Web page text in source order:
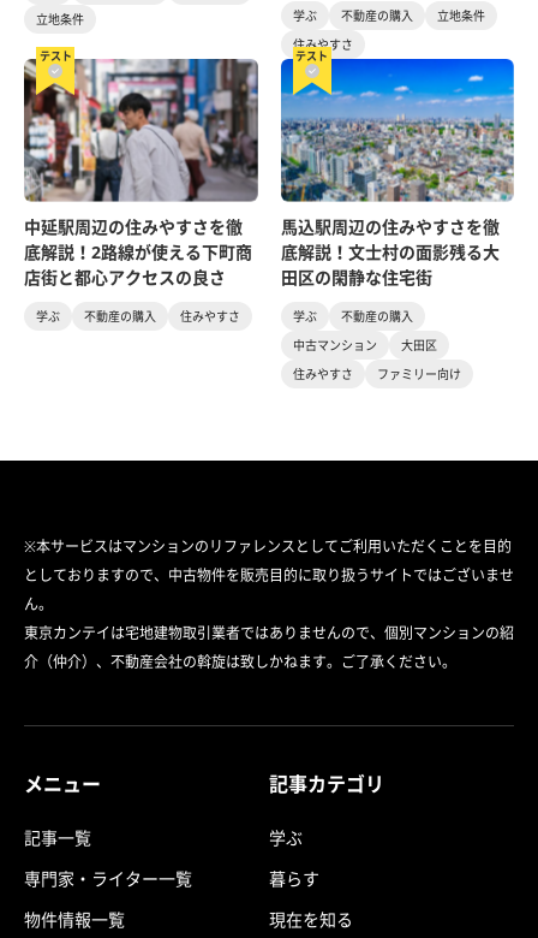
立地条件
学ぶ 不動産の購入
立地条件
住みやすさ
テスト
中延駅周辺の住みやすさを徹
底解説！2路線が使える下町商
店街と都心アクセスの良さ
学ぶ 不動産の購入 住みやすさ
テスト
馬込駅周辺の住みやすさを徹
底解説！文士村の面影残る大
田区の閑静な住宅街
学ぶ
不動産の購入
中古マンション
大田区
住みやすさ
ファミリー向け
※本サービスはマンションのリファレンスとしてご利用いただくことを目的
としておりますので、中古物件を販売目的に取り扱うサイトではございませ
ん。
東京カンテイは宅地建物取引業者ではありませんので、個別マンションの紹
介（仲介）、不動産会社の斡旋は致しかねます。ご了承ください。
メニュー
記事一覧
専門家・ライター一覧
物件情報一覧
記事カテゴリ
学ぶ
暮らす
現在を知る